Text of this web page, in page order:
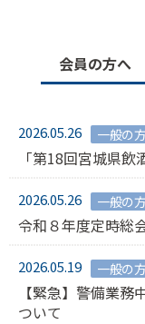
会員の方へ
2026.05.26 一般の
「第18回宮城県
2026.05.26 一般の
令和８年度定時総
2026.05.19 一般の
【緊急】警備業
ついて